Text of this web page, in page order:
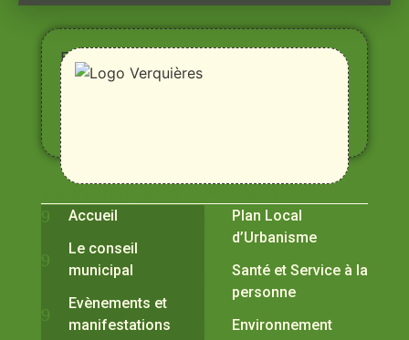
Entre
Rhône,
Alpilles
et
Durance
Accueil
Le conseil
municipal
Evènements et
manifestations
Plan Local
d’Urbanisme
Santé et Service à la
personne
Environnement